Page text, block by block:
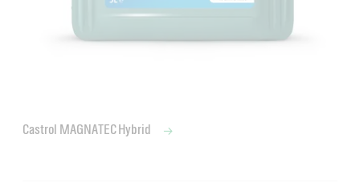
Castrol MAGNATEC Hybrid